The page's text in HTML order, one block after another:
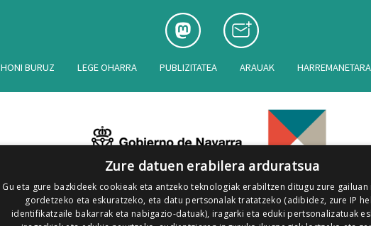
HONI BURUZ LEGE OHARRA PUBLIZITATEA ARAUAK
Zure datuen erabilera arduratsua
Gu eta gure bazkideek cookieak eta antzeko teknologiak erabiltzen ditugu zure
gordetzeko eta eskuratzeko, eta datu pertsonalak tratatzeko (adibidez, zure IP
identifikatzaile bakarrak eta nabigazio-datuak), iragarki eta eduki pertsonalizatuak